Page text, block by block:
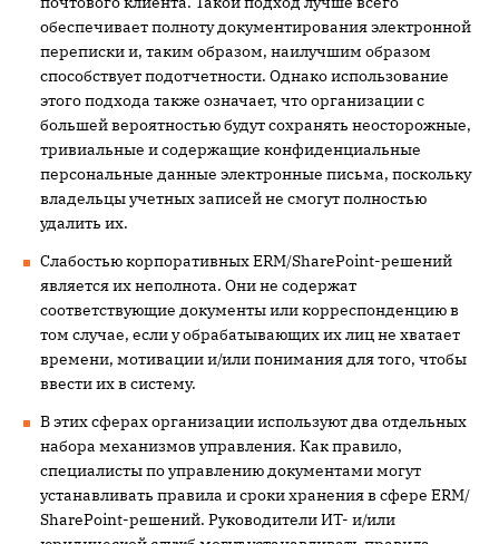
обеспечивает полноту документирования электронной
переписки и, таким образом, наилучшим образом
способствует подотчетности. Однако использование
этого подхода также означает, что организации с
большей вероятностью будут сохранять неосторожные,
тривиальные и содержащие конфиденциальные
персональные данные электронные письма, поскольку
владельцы учетных записей не смогут полностью
удалить их.
Слабостью корпоративных ERM/SharePoint-решений
является их неполнота. Они не содержат
соответствующие документы или корреспонденцию в
том случае, если у обрабатывающих их лиц не хватает
времени, мотивации и/или понимания для того, чтобы
ввести их в систему.
В этих сферах организации используют два отдельных
набора механизмов управления. Как правило,
специалисты по управлению документами могут
устанавливать правила и сроки хранения в сфере ERM/
SharePoint-решений. Руководители ИТ- и/или